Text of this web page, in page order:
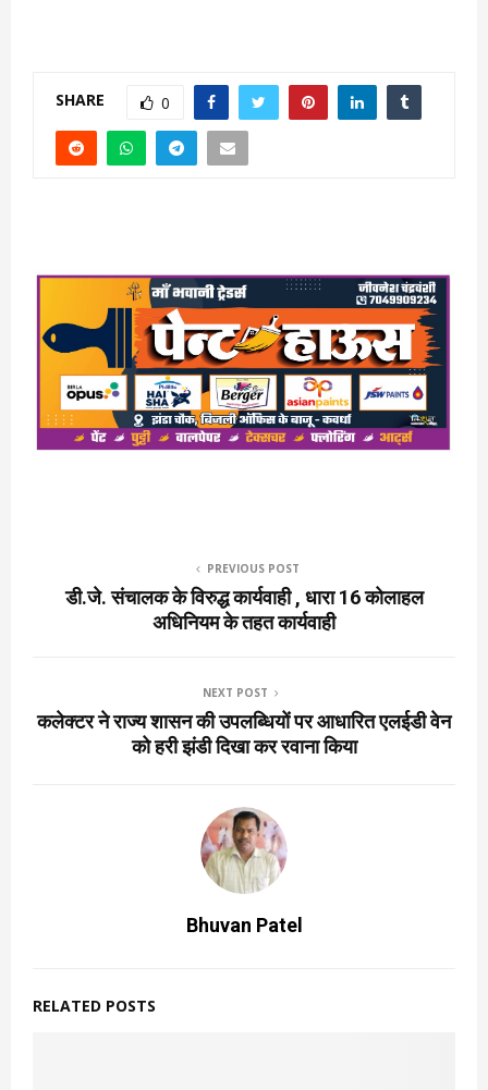
SHARE 0
PREVIOUS POST
डी.जे. संचालक के विरुद्ध कार्यवाही , धारा 16 कोलाहल
अधिनियम के तहत कार्यवाही
NEXT POST
कलेक्टर ने राज्य शासन की उपलब्धियों पर आधारित एलईडी वेन
को हरी झंडी दिखा कर रवाना किया
Bhuvan Patel
RELATED POSTS